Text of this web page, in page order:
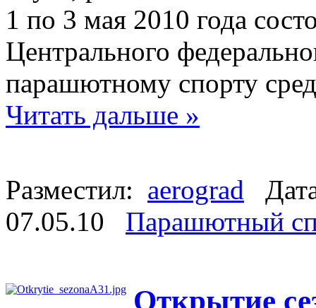
1 по 3 мая 2010 года
Центрального
парашютному спорту
Читать дальше »
Разместил: aerograd
07.05.10 Парашютный
Открытие